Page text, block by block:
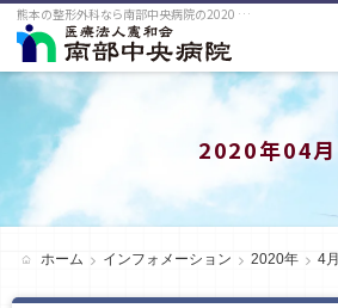
熊本の整形外科なら南部中央病院の2020 4月をご紹介
2020年04月
ホーム インフォメーション 2020年 4月